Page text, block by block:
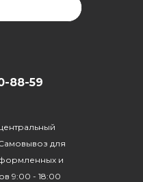
88-59
для
и
9:00 - 18:00